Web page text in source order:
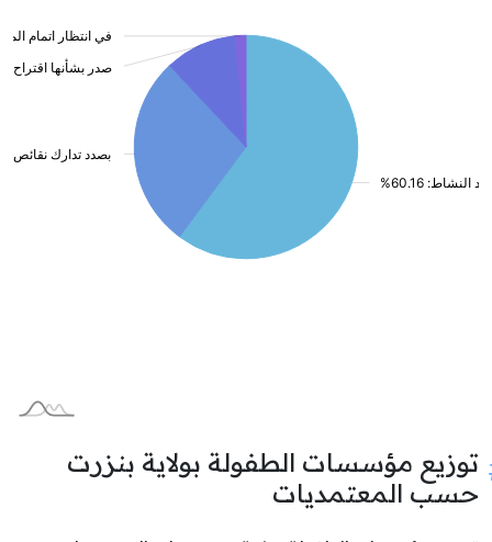
توزيع مؤسسات الطفولة بولاية بنزرت
حسب المعتمديات